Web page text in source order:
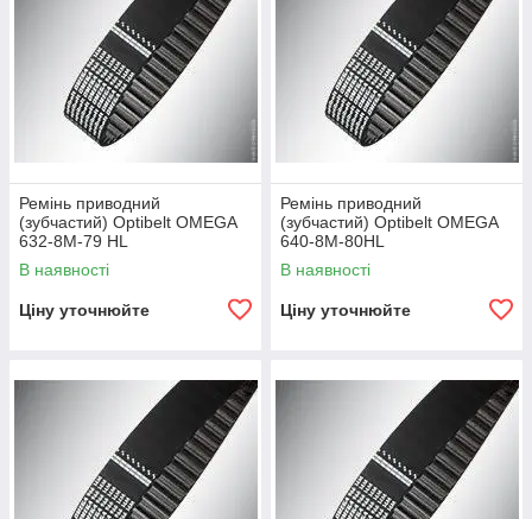
Ремінь приводний
(зубчастий) Optibelt OMEGA
632-8M-79 HL
В наявності
Ціну уточнюйте
Ремінь приводний
(зубчастий) Optibelt OMEGA
640-8M-80HL
В наявності
Ціну уточнюйте